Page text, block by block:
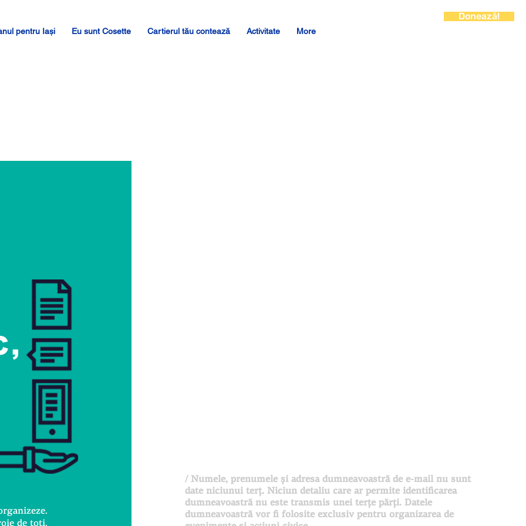
pentru Iași Eu sunt Cosette Cartierul tău contează Activitate More
Donează!
de toţi.
/ Numele, prenumele și adresa dumneavoastră de e-mail nu sunt
date niciunui terţ. Niciun detaliu care ar permite identificarea
dumneavoastră nu este transmis unei terţe părţi. Datele
dumneavoastră vor fi folosite exclusiv pentru organizarea de